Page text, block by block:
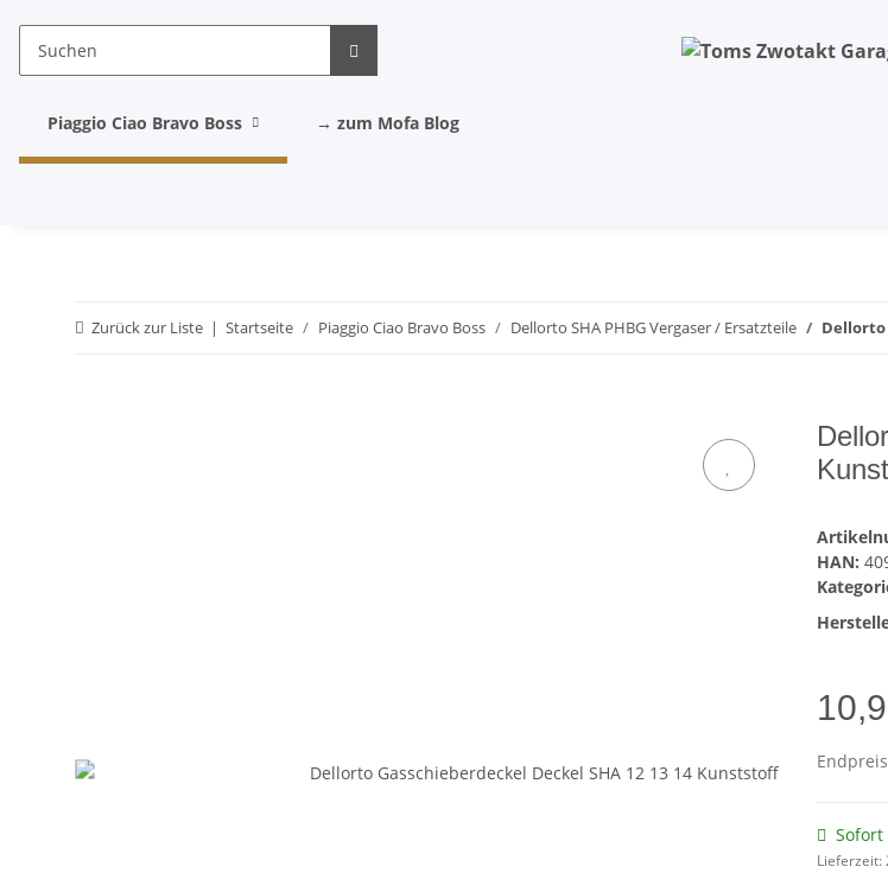
Piaggio Ciao Bravo Boss → zum Mofa Blog
Zurück zur Liste Startseite Piaggio Ciao Bravo Boss Dellorto SHA PHBG Vergaser / Ersatzteile Dellorto
HAN:
Lieferzeit: